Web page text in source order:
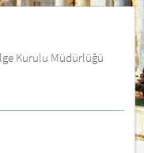
Kurulu Müdürlüğü